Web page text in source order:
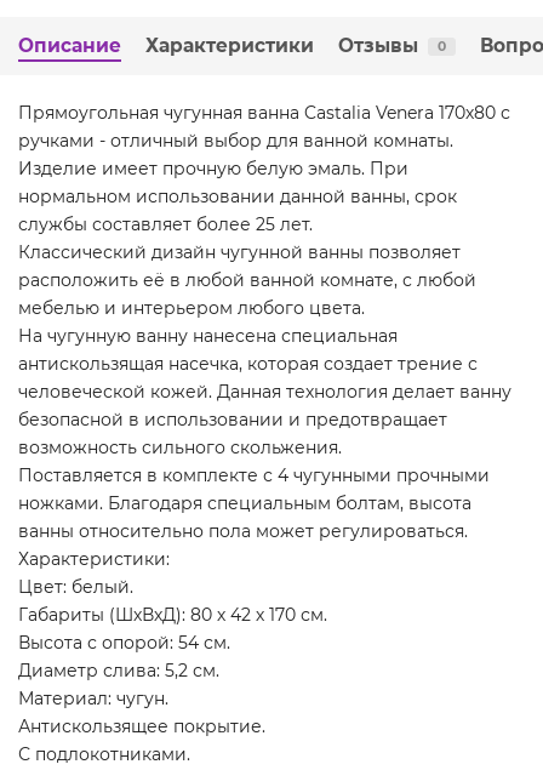
Описание Характеристики Отзывы 0
Прямоугольная чугунная ванна Castalia Venera 170х80 с
ручками - отличный выбор для ванной комнаты.
Изделие имеет прочную белую эмаль. При
нормальном использовании данной ванны, срок
службы составляет более 25 лет.
Классический дизайн чугунной ванны позволяет
расположить её в любой ванной комнате, с любой
мебелью и интерьером любого цвета.
На чугунную ванну нанесена специальная
антискользящая насечка, которая создает трение с
человеческой кожей. Данная технология делает ванну
безопасной в использовании и предотвращает
возможность сильного скольжения.
Поставляется в комплекте с 4 чугунными прочными
ножками. Благодаря специальным болтам, высота
ванны относительно пола может регулироваться.
Характеристики:
Цвет: белый.
Габариты (ШхВхД): 80 х 42 х 170 см.
Высота с опорой: 54 см.
Диаметр слива: 5,2 см.
Материал: чугун.
Антискользящее покрытие.
С подлокотниками.